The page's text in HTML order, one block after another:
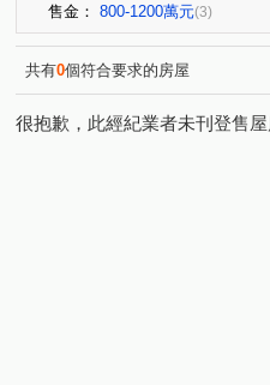
售金： 800-1200萬元(3)
共有0個符合要求的房屋
很抱歉，此經紀業者未刊登售屋